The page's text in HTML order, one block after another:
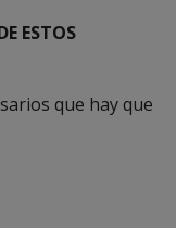
ESTOS
que hay que